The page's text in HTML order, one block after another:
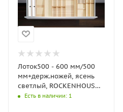
Лоток500 - 600 мм/500
мм+держ.ножей, ясень
светлый, ROCKENHOUSEN
(2373780378)
Есть в наличии: 1